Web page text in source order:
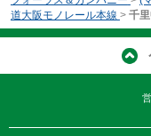
道大阪モノレール本線 > 千